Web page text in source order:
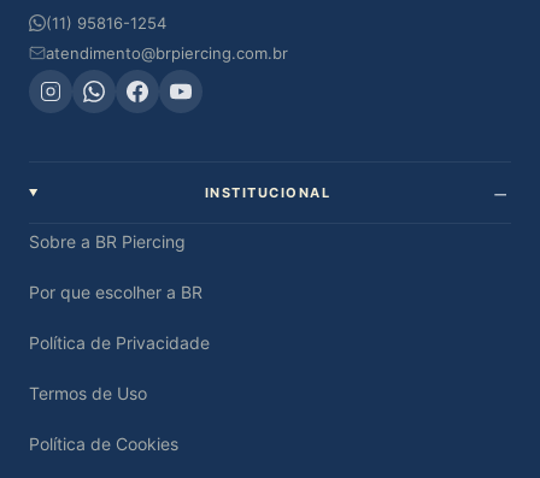
(11) 95816-1254
atendimento@brpiercing.com.br
INSTITUCIONAL
Sobre a BR Piercing
Por que escolher a BR
Política de Privacidade
Termos de Uso
Política de Cookies